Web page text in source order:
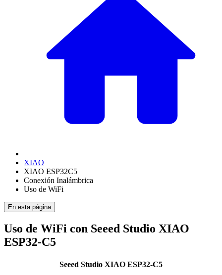
XIAO
XIAO ESP32C5
Conexión Inalámbrica
Uso de WiFi
En esta página
Uso de WiFi con Seeed Studio XIAO
ESP32-C5
Seeed Studio XIAO ESP32-C5